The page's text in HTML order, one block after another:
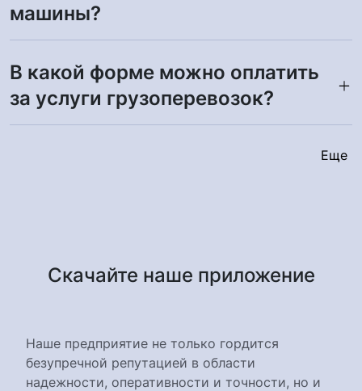
машины?
В какой форме можно оплатить
за услуги грузоперевозок?
Еще
Скачайте наше приложение
Наше предприятие не только гордится
безупречной репутацией в области
надежности, оперативности и точности, но и